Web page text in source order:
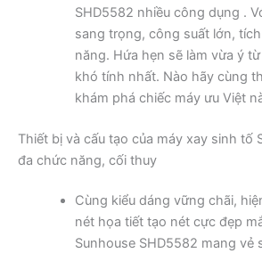
SHD5582 nhiều công dụng .
sang trọng, công suất lớn,
năng. Hứa hẹn sẽ làm vừa ý
khó tính nhất. Nào hãy cùng
khám phá chiếc máy ưu Việt
Thiết bị và cấu tạo của máy xay sinh tố
đa chức năng, cối thuy
Cùng kiểu dáng vững chãi,
nét họa tiết tạo nét cực đẹp
Sunhouse SHD5582 mang vẻ